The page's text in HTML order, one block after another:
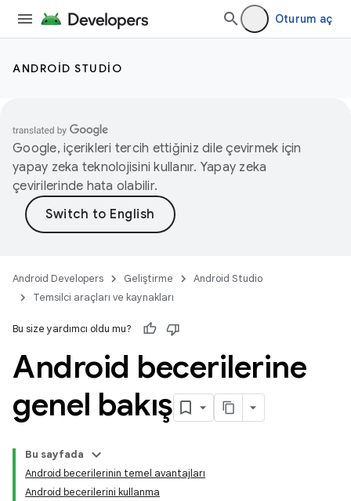
Oturum aç
ANDROID STUDIO
Google, içerikleri tercih ettiğiniz dile çevirmek için
yapay zeka teknolojisini kullanır. Yapay zeka
çevirilerinde hata olabilir.
Android Developers Geliştirme
Android Studio
Temsilci araçları ve kaynakları
Bu size yardımcı oldu mu?
Android becerilerine
genel bakış
Bu sayfada
Android becerilerinin temel avantajları
Android becerilerini kullanma